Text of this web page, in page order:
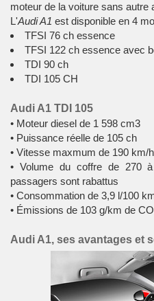
moteur de la voiture sans autre
L'Audi A1 est disponible en 4
TFSI 76 ch essence
TFSI 122 ch essence avec
TDI 90 ch
TDI 105 CH
Audi A1 TDI 105
• Moteur diesel de 1 598 cm3
• Puissance réelle de 105 ch
• Vitesse maxmum de 190 km/h
• Volume du coffre de 270
passagers sont rabattus
• Consommation de 3,9 l/100
• Émissions de 103 g/km de
Audi A1, ses avantages et